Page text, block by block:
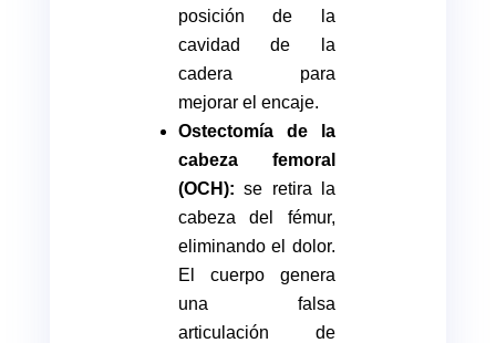
posición de la
cavidad de la
cadera para
mejorar el encaje.
Ostectomía de la
cabeza femoral
(OCH): se retira la
cabeza del fémur,
eliminando el dolor.
El cuerpo genera
una falsa
articulación de